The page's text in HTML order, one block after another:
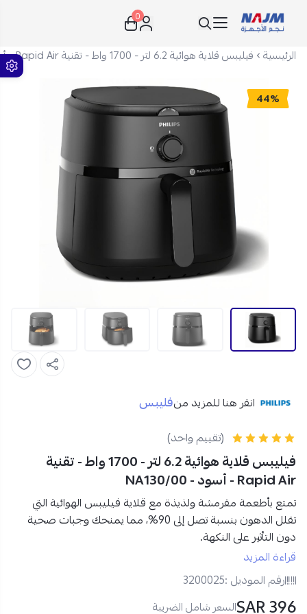
نجم الأجهزة
0
الرئيسية فيليبس قلاية هوائية 6.2 لتر - 1700 واط - تقنية Rapid Air - أسود - NA130/00
44%
انقر هنا للمزيد منفليبس
(تقييم واحد)
فيليبس قلاية هوائية 6.2 لتر - 1700 واط - تقنية
Rapid Air - أسود - NA130/00
تمتع بأطعمة مقرمشة ولذيذة مع قلاية فيليبس الهوائية التي
تقلل الدهون بنسبة تصل إلى 90%، مما يمنحك وجبات صحية
دون التأثير على النكهة.
تجمع بين الأداء العملي والتصميم العصري لتكون إضافة مثالية
لكل مطبخ، مع سعة 6.2 لتر تكفي لتحضير كميات مناسبة للعائلة
بسهولة.
اطلبها الآن من متجر نجم الأجهزة!
قراءة المزيد
رقم الموديل :3200025
396 SAR السعر شامل الضريبة